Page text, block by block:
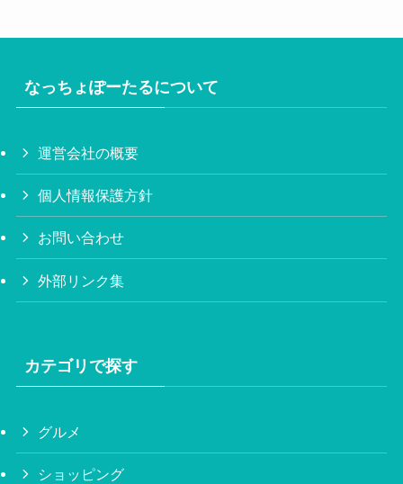
なっちょぽーたるについて
運営会社の概要
個人情報保護方針
お問い合わせ
外部リンク集
カテゴリで探す
グルメ
ショッピング